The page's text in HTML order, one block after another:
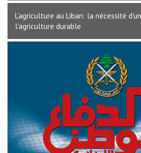
L’agriculture au Liban: la nécessité
l’agriculture durable